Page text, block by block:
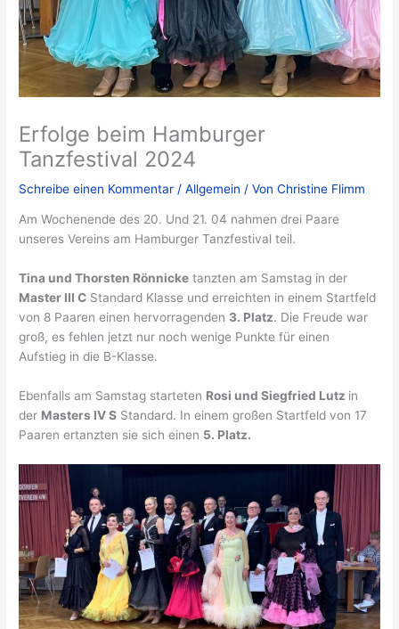
Erfolge beim Hamburger
Tanzfestival 2024
Schreibe einen Kommentar /Allgemein / VonChristine Flimm
Am Wochenende des 20. Und 21. 04 nahmen drei Paare
unseres Vereins am Hamburger Tanzfestival teil.
Tina und Thorsten Rönnicke tanzten am Samstag in der
Master III C Standard Klasse und erreichten in einem Startfeld
von 8 Paaren einen hervorragenden 3. Platz. Die Freude war
groß, es fehlen jetzt nur noch wenige Punkte für einen
Aufstieg in die B-Klasse.
Ebenfalls am Samstag starteten Rosi und Siegfried Lutz in
der Masters IV S Standard. In einem großen Startfeld von 17
Paaren ertanzten sie sich einen 5. Platz.